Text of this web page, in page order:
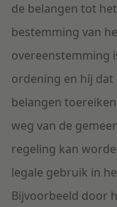
de belangen tot
bestemming van
overeenstemming
ordening en hij dat
belangen
weg van de
regeling kan
legale gebruik in
Bijvoorbeeld door